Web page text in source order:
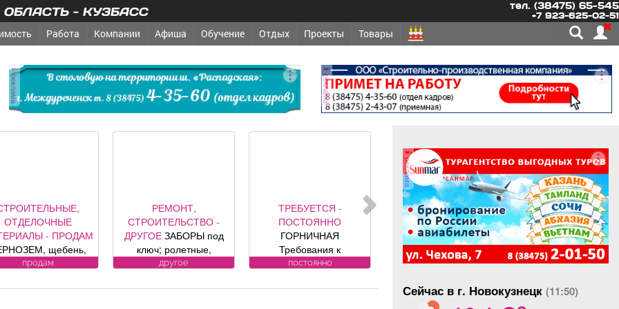
- КУЗБАСС тел. (38475) 65-545
+7 923-625-02-51
Работа Компании Афиша Обучение Отдых Проекты Товары
реклама реклама
РЕМОНТ,
-
ЗАБОРЫ под
ключ; ролетные,
ворота (от
представителя
другое
ТРЕБУЕТСЯ -
ПОСТОЯННО
ГОРНИЧНАЯ
Требования к
кандидату: без опыта
-Влажная и сухая
постоянно
ТРЕБУЕТСЯ -
ПОСТОЯННО
ОХРАННИКИ,
ОХРАННИКИ-
ВОДИТЕЛИ Требования
Условия:
постоянно
реклама
Сейчас в г. Новокузнецк (11:50)